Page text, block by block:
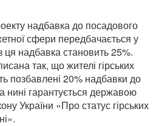
надбавка до посадового
сфери передбачається у
ця надбавка становить 25%.
так, що жителі гірських
позбавлені 20% надбавки до
нині гарантується державою
України «Про статус гірських